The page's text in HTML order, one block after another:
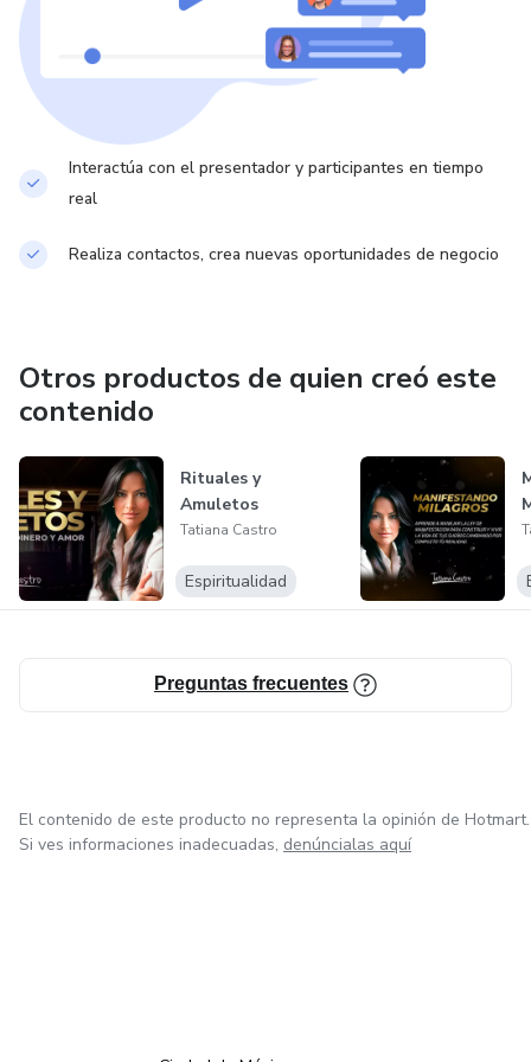
Interactúa con el presentador y participantes en tiempo
real
Realiza contactos, crea nuevas oportunidades de negocio
Otros productos de quien creó este
contenido
Rituales y
Amuletos
Tatiana Castro
Espiritualidad
Preguntas frecuentes
El contenido de este producto no representa la opinión de Hotmart.
Si ves informaciones inadecuadas, denúncialas aquí